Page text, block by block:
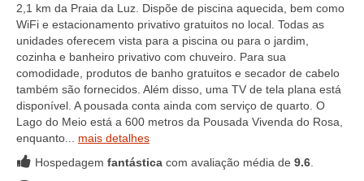
2,1 km da Praia da Luz. Dispõe de piscina aquecida, bem como
WiFi e estacionamento privativo gratuitos no local. Todas as
unidades oferecem vista para a piscina ou para o jardim,
cozinha e banheiro privativo com chuveiro. Para sua
comodidade, produtos de banho gratuitos e secador de cabelo
também são fornecidos. Além disso, uma TV de tela plana está
disponível. A pousada conta ainda com serviço de quarto. O
Lago do Meio está a 600 metros da Pousada Vivenda do Rosa,
enquanto... mais detalhes
Hospedagem fantástica com avaliação média de 9.6